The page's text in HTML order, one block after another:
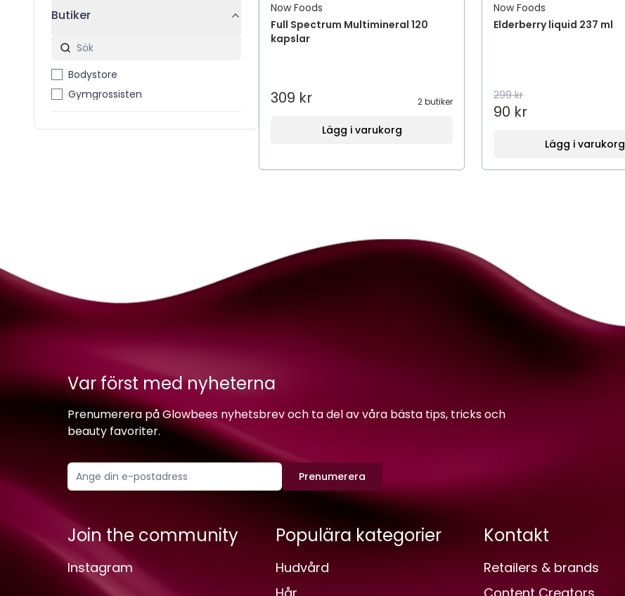
Butiker
Bodystore
Gymgrossisten
Now Foods
Full Spectrum Multimineral 120
kapslar
309 kr 2 butiker
Lägg i varukorg
Now Foods
Elderberry liquid 237 ml
299 kr
90 kr
Lägg i varukorg
Var först med nyheterna
Prenumerera på Glowbees nyhetsbrev och ta del av våra bästa tips, tricks och
beauty favoriter.
Prenumerera
Join the community
Instagram
Populära kategorier
Hudvård
Kontakt
Retailers & brands